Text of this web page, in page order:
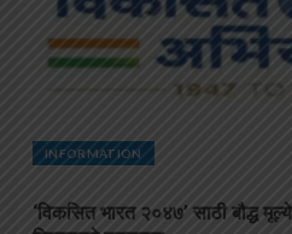
INFORMATION
‘विकसित भारत २०४७’ साठी बौद्ध